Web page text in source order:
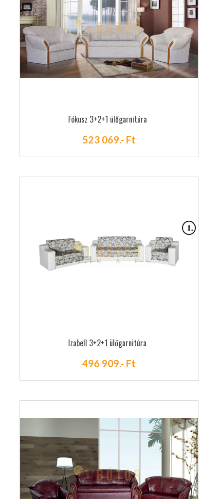
Fókusz 3+2+1 ülőgarnitúra
523 069.- Ft
Izabell 3+2+1 ülőgarnitúra
496 909.- Ft